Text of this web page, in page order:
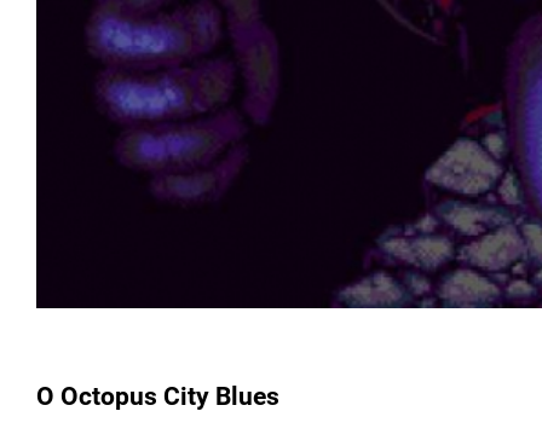
О Octopus City Blues